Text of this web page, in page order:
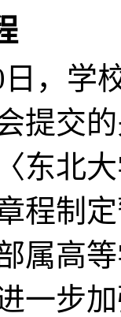
日，学
提交
东北
程制
属高
一步